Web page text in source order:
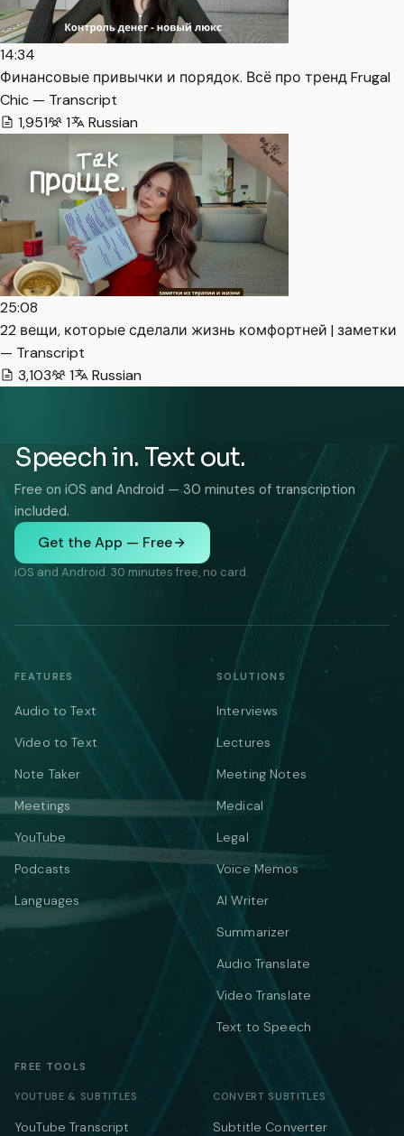
14:34
Финансовые привычки и порядок. Всё про тренд Frugal
Chic — Transcript
1,951
1 Russian
25:08
22 вещи, которые сделали жизнь комфортней | заметки
— Transcript
3,103
1 Russian
Speech in. Text out.
Free on iOS and Android — 30 minutes of transcription
included.
Get the App — Free
iOS and Android. 30 minutes free, no card.
FEATURES
Audio to Text
Video to Text
Note Taker
Meetings
YouTube
Podcasts
Languages
SOLUTIONS
Interviews
Lectures
Meeting Notes
Medical
Legal
Voice Memos
AI Writer
Summarizer
Audio Translate
Video Translate
Text to Speech
FREE TOOLS
YOUTUBE & SUBTITLES
YouTube Transcript
CONVERT SUBTITLES
Subtitle Converter